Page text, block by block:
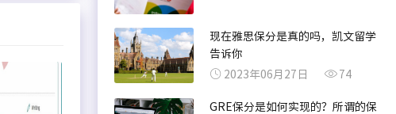
现在雅思保分是真的吗，凯文留学
告诉你
2023年06月27日
74
GRE保分是如何实现的？所谓的保